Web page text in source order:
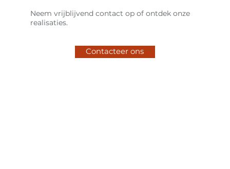
Neem vrijblijvend contact op of ontdek onze
realisaties.
Contacteer ons